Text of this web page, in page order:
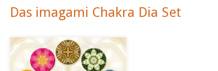
Das imagami Chakra Dia Set